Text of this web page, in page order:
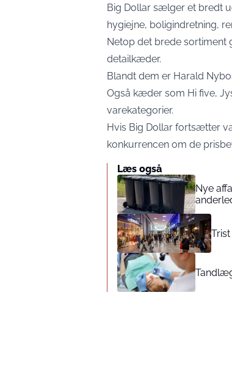
Big Dollar sælger et bredt
hygiejne, boligindretning,
Netop det brede
detailkæder.
Blandt dem er Harald
Også kæder som Hi five,
varekategorier.
Hvis Big Dollar fortsætter
konkurrencen om de
Læs også
Nye